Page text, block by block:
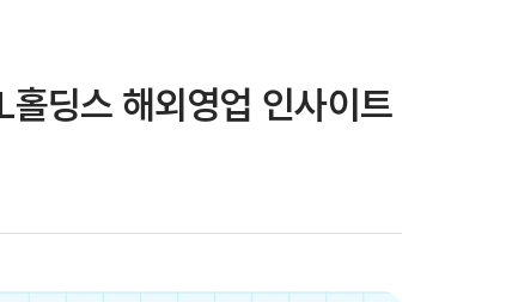
딩스 해외영업 인사이트